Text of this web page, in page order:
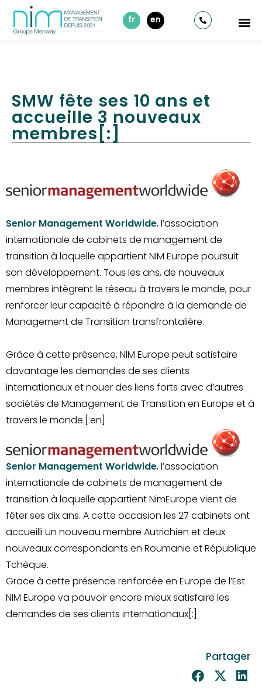
fr en
SMW fête ses 10 ans et
accueille 3 nouveaux
membres[:]
Senior Management Worldwide, l’association
internationale de cabinets de management de
transition à laquelle appartient NIM Europe poursuit
son développement. Tous les ans, de nouveaux
membres intègrent le réseau à travers le monde, pour
renforcer leur capacité à répondre à la demande de
Management de Transition transfrontalière.
Grâce à cette présence, NIM Europe peut satisfaire
davantage les demandes de ses clients
internationaux et nouer des liens forts avec d’autres
sociétés de Management de Transition en Europe et à
travers le monde.[:en]
Senior Management Worldwide, l’association
internationale de cabinets de management de
transition à laquelle appartient NimEurope vient de
fêter ses dix ans. A cette occasion les 27 cabinets ont
accueilli un nouveau membre Autrichien et deux
nouveaux correspondants en Roumanie et République
Tchèque.
Grace à cette présence renforcée en Europe de l’Est
NIM Europe va pouvoir encore mieux satisfaire les
demandes de ses clients internationaux[:]
Partager